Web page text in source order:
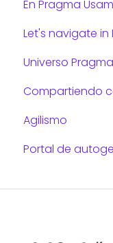
Consejos de
En Pragma
Let's navigate in
Preguntas
Gestión
Gestión de
Universo Pragma
Compartiendo
Agilismo
Portal de
SAP
Función del